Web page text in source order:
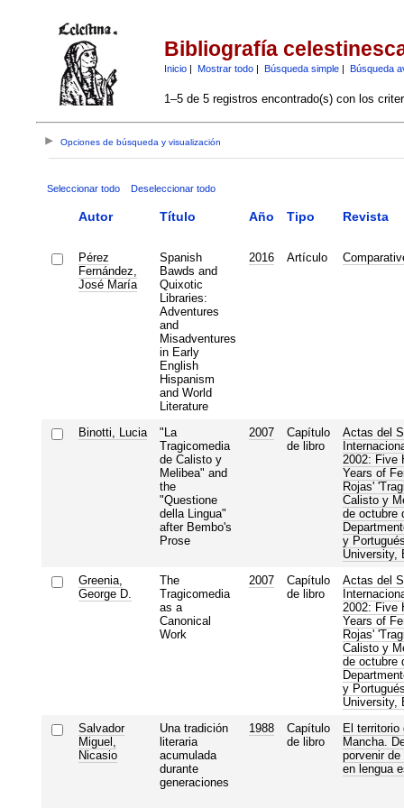
Bibliografía
Inicio| Mostrar todo| Búsqueda simple| Búsqueda
1–5 de 5 registros encontrado(s) con los
Opciones de búsqueda y visualización
Seleccionar todo Deseleccionar todo
Autor Título Año Tipo Revista
Pérez
Fernández,
José María
Spanish
Bawds and
Quixotic
Libraries:
Adventures
and
Misadventures
in Early
English
Hispanism
and World
Literature
2016 Artículo
Binotti, Lucia
"La
Tragicomedia
de Calisto y
Melibea" and
the
"Questione
della Lingua"
after Bembo's
Prose
2007
Capítulo
de libro
Actas del
2002: Five
Years of
Rojas'
Calisto y
de octubre
y
University,
Greenia,
George D.
The
Tragicomedia
as a
Canonical
Work
2007
Capítulo
de libro
Actas del
2002: Five
Years of
Rojas'
Calisto y
de octubre
y
University,
Salvador
Miguel,
Nicasio
Una tradición
literaria
acumulada
durante
generaciones
1988
Capítulo
de libro
El territorio
Mancha.
porvenir de
en lengua